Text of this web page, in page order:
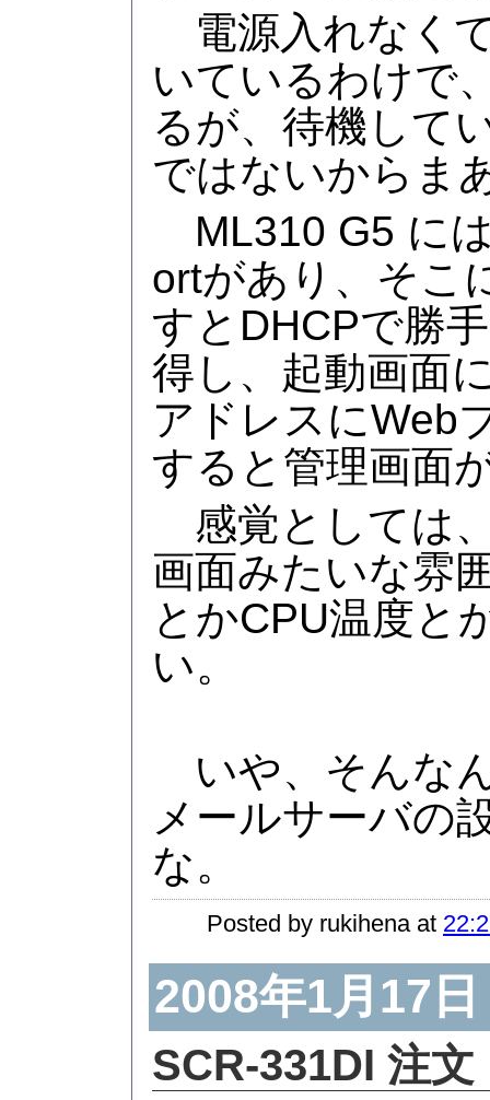
電源入れなく
いているわけで
るが、待機して
ではないからま
ML310 G5 に
ortがあり、そこ
すとDHCPで勝
得し、起動画面
アドレスにWeb
すると管理画面
感覚としては
画面みたいな雰
とかCPU温度と
い。
いや、そんな
メールサーバの
な。
Posted by rukihena at
2008年1月17日
SCR-331DI 注文